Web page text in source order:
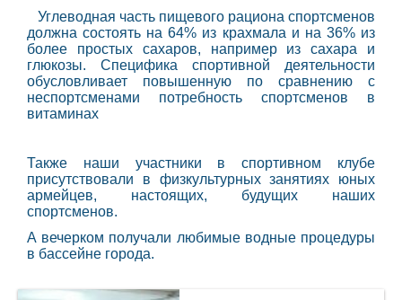
Углеводная часть пищевого рациона спортсменов
должна состоять на 64% из крахмала и на 36% из
более простых сахаров, например из сахара и
глюкозы. Специфика спортивной деятельности
обусловливает повышенную по сравнению с
неспортсменами потребность спортсменов в
витаминах
Также наши участники в спортивном клубе
присутствовали в физкультурных занятиях юных
армейцев, настоящих, будущих наших
спортсменов.
А вечерком получали любимые водные процедуры
в бассейне города.